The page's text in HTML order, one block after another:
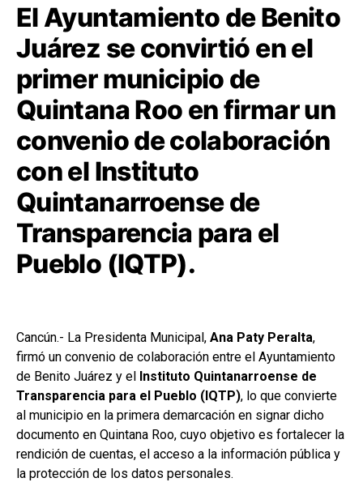
El Ayuntamiento de Benito
Juárez se convirtió en el
primer municipio de
Quintana Roo en firmar un
convenio de colaboración
con el Instituto
Quintanarroense de
Transparencia para el
Pueblo (IQTP).
Cancún.- La Presidenta Municipal, Ana Paty Peralta,
firmó un convenio de colaboración entre el Ayuntamiento
de Benito Juárez y el Instituto Quintanarroense de
Transparencia para el Pueblo (IQTP), lo que convierte
al municipio en la primera demarcación en signar dicho
documento en Quintana Roo, cuyo objetivo es fortalecer la
rendición de cuentas, el acceso a la información pública y
la protección de los datos personales.